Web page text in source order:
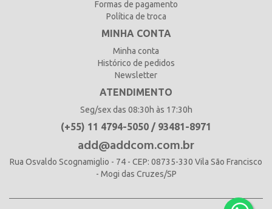
Formas de pagamento
Política de troca
MINHA CONTA
Minha conta
Histórico de pedidos
Newsletter
ATENDIMENTO
Seg/sex das 08:30h às 17:30h
(+55) 11 4794-5050 / 93481-8971
add@addcom.com.br
Rua Osvaldo Scognamiglio - 74 - CEP: 08735-330 Vila São Francisco
- Mogi das Cruzes/SP